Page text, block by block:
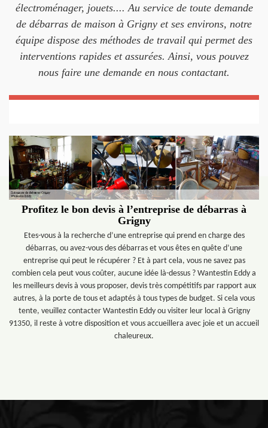
électroménager, jouets.... Au service de toute demande
de débarras de maison à Grigny et ses environs, notre
équipe dispose des méthodes de travail qui permet des
interventions rapides et assurées. Ainsi, vous pouvez
nous faire une demande en nous contactant.
Profitez le bon devis à l’entreprise de débarras à
Grigny
Etes-vous à la recherche d’une entreprise qui prend en charge des
débarras, ou avez-vous des débarras et vous êtes en quête d’une
entreprise qui peut le récupérer ? Et à part cela, vous ne savez pas
combien cela peut vous coûter, aucune idée là-dessus ? Wantestin Eddy a
les meilleurs devis à vous proposer, devis très compétitifs par rapport aux
autres, à la porte de tous et adaptés à tous types de budget. Si cela vous
tente, veuillez contacter Wantestin Eddy ou visiter leur local à Grigny
91350, il reste à votre disposition et vous accueillera avec joie et un accueil
chaleureux.